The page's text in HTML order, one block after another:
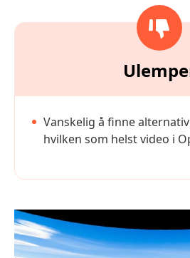
Vanskelig å finne
hvilken som helst video i